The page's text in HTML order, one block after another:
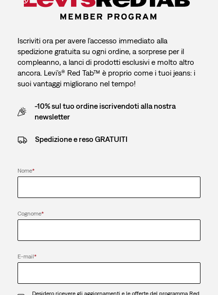
Iscriviti ora per avere l’accesso immediato alla
spedizione gratuita su ogni ordine, a sorprese per il
compleanno, a lanci di prodotti esclusivi e molto altro
ancora. Levi’s® Red Tab™ è proprio come i tuoi jeans: i
suoi vantaggi migliorano nel tempo!
-10% sul tuo ordine iscrivendoti alla nostra
newsletter
Spedizione e reso GRATUITI
Nome*
Cognome*
E-mail*
Desidero ricevere gli aggiornamenti e le offerte del programma Red